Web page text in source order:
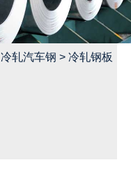
冷轧汽车钢 > 冷轧钢板